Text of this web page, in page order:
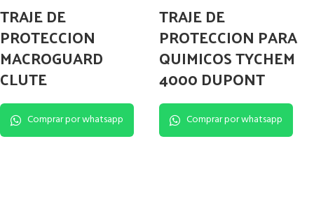
TRAJE DE
PROTECCION
MACROGUARD
CLUTE
Comprar por whatsapp
TRAJE DE
PROTECCION PARA
QUIMICOS TYCHEM
4000 DUPONT
Comprar por whatsapp